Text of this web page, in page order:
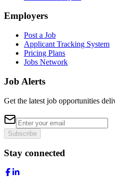
Employers
Post a Job
Applicant Tracking System
Pricing Plans
Jobs Network
Job Alerts
Get the latest job opportunities
Subscribe
Stay connected